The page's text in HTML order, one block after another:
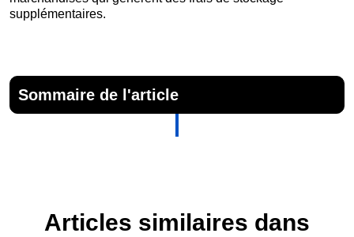
supplémentaires.
Sommaire de l'article
Articles similaires dans